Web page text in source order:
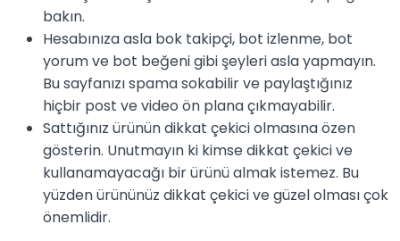
bakın.
Hesabınıza asla bok takipçi, bot izlenme, bot
yorum ve bot beğeni gibi şeyleri asla yapmayın.
Bu sayfanızı spama sokabilir ve paylaştığınız
hiçbir post ve video ön plana çıkmayabilir.
Sattığınız ürünün dikkat çekici olmasına özen
gösterin. Unutmayın ki kimse dikkat çekici ve
kullanamayacağı bir ürünü almak istemez. Bu
yüzden ürününüz dikkat çekici ve güzel olması çok
önemlidir.